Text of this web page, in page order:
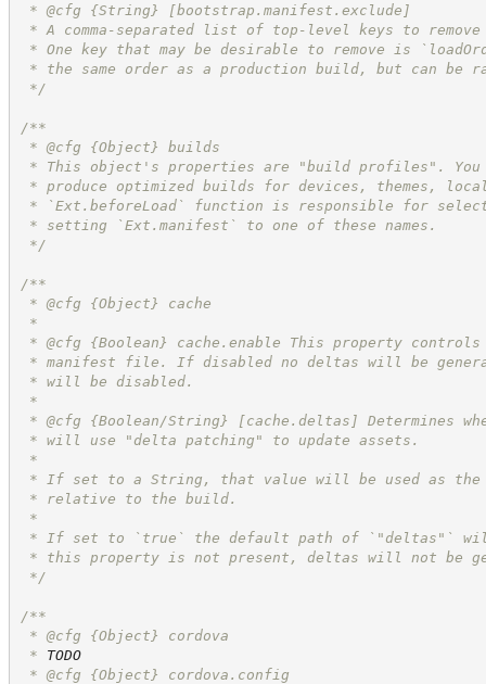
* @cfg {String}
[bootstrap.manifest.exclude]
* A comma-separated list of top-level keys to
* One key that may be desirable to remove is
* the same order as a production build, but can be
*/
/**
* @cfg {Object}
builds
* This object's properties are "build profiles". You
* produce optimized builds for devices, themes,
* `Ext.beforeLoad` function is responsible for
* setting `Ext.manifest` to one of these names.
*/
/**
* @cfg {Object}
cache
*
* @cfg {Boolean}
cache.enable This property
* manifest file. If disabled no deltas will be
* will be disabled.
*
* @cfg {Boolean/String} [cache.deltas] Determines
* will use "delta patching" to update assets.
*
* If set to a String, that value will be used as the
* relative to the build.
*
* If set to `true` the default path of `"deltas"`
* this property is not present, deltas will not be
*/
/**
* @cfg {Object}
cordova
* TODO
* @cfg {Object}
cordova.config